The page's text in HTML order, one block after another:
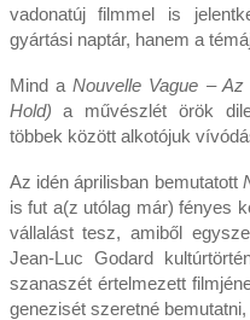
vadonatúj filmmel is
gyártási naptár, hanem a
Mind a Nouvelle Vague – Az
Hold) a művészlét örök
többek között alkotójuk
Az idén áprilisban bemutatott
is fut a(z utólag már) fényes
vállalást tesz, amiből
Jean-Luc Godard
szanaszét értelmezett
genezisét szeretné